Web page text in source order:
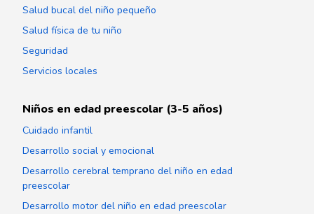
Salud bucal del niño pequeño
Salud física de tu niño
Seguridad
Servicios locales
Niños en edad preescolar (3-5 años)
Cuidado infantil
Desarrollo social y emocional
Desarrollo cerebral temprano del niño en edad
preescolar
Desarrollo motor del niño en edad preescolar